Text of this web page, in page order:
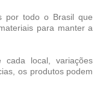
por todo o Brasil que
para manter a
cada local, variações
os produtos podem